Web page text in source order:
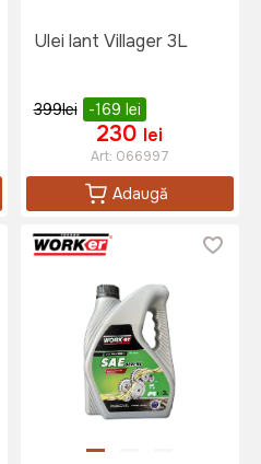
Ulei lant Villager 3L
399lei -169 lei
230 lei
Art: 066997
Adaugă